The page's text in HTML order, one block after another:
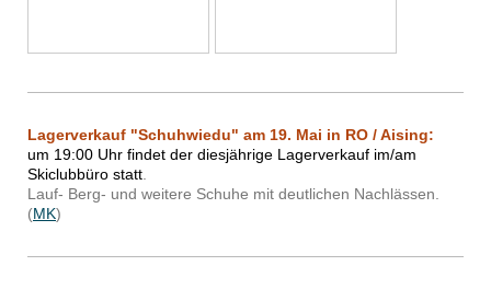
Lagerverkauf "Schuhwiedu" am 19. Mai in RO / Aising:
um 19:00 Uhr findet der diesjährige Lagerverkauf im/am
Skiclubbüro statt.
Lauf- Berg- und weitere Schuhe mit deutlichen Nachlässen.
(MK)